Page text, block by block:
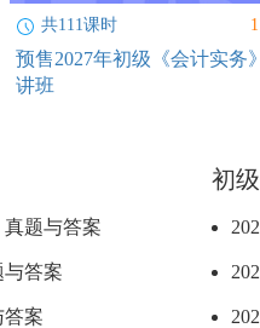
共111课时
预售2027年初级《会计实务
讲班
真题与答案
与答案
答案
初